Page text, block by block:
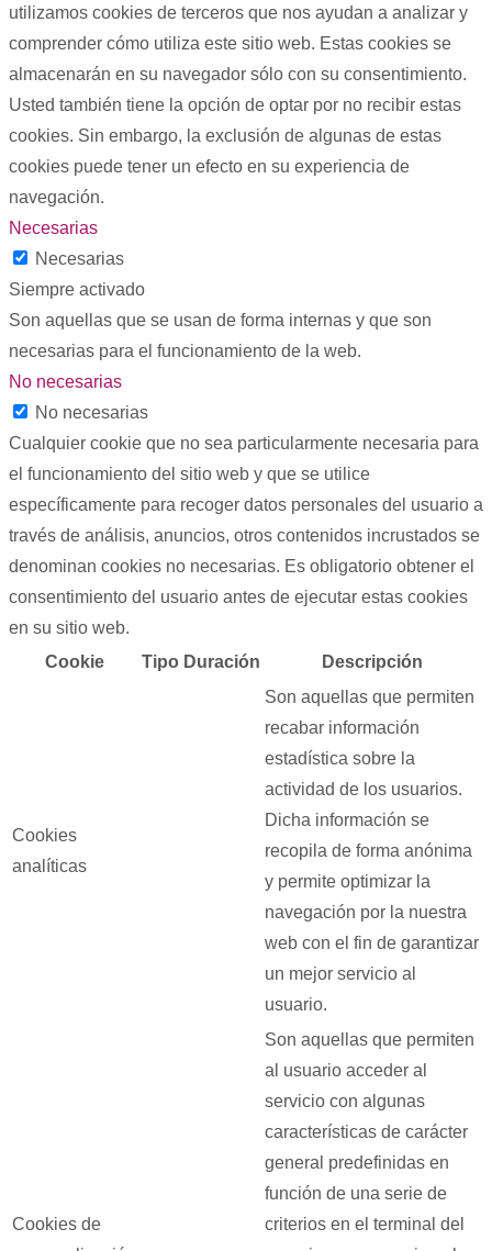
utilizamos cookies de terceros que nos ayudan a analizar y
comprender cómo utiliza este sitio web. Estas cookies se
almacenarán en su navegador sólo con su consentimiento.
Usted también tiene la opción de optar por no recibir estas
cookies. Sin embargo, la exclusión de algunas de estas
cookies puede tener un efecto en su experiencia de
navegación.
Necesarias
Necesarias
Siempre activado
Son aquellas que se usan de forma internas y que son
necesarias para el funcionamiento de la web.
No necesarias
No necesarias
Cualquier cookie que no sea particularmente necesaria para
el funcionamiento del sitio web y que se utilice
específicamente para recoger datos personales del usuario a
través de análisis, anuncios, otros contenidos incrustados se
denominan cookies no necesarias. Es obligatorio obtener el
consentimiento del usuario antes de ejecutar estas cookies
en su sitio web.
Cookie
Tipo Duración Descripción
Cookies
analíticas
Son aquellas que permiten
recabar información
estadística sobre la
actividad de los usuarios.
Dicha información se
recopila de forma anónima
y permite optimizar la
navegación por la nuestra
web con el fin de garantizar
un mejor servicio al
usuario.
Cookies de
Son aquellas que permiten
al usuario acceder al
servicio con algunas
características de carácter
general predefinidas en
función de una serie de
criterios en el terminal del